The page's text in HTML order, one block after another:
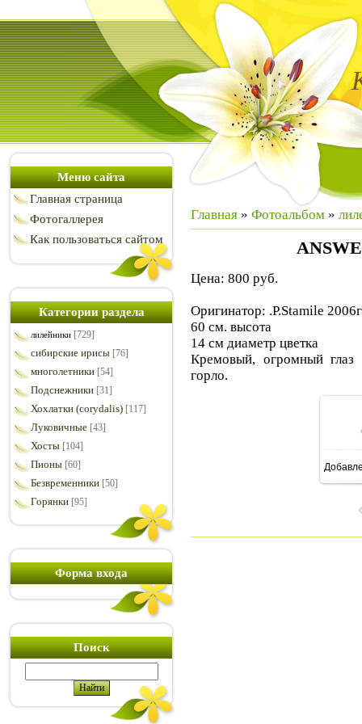
Меню сайта
Главная страница
Фотогаллерея
Как пользоваться сайтом
Категории раздела
лилейники [729]
сибирские ирисы [76]
многолетники [54]
Подснежники [31]
Хохлатки (corydalis) [117]
Луковичные [43]
Хосты [104]
Пионы [60]
Безвременники [50]
Горянки [95]
Форма входа
Поиск
Главная » Фотоальбом »
Цена: 800 руб.
Оригинатор: .P.Stamile
60 см. высота
14 см диаметр цветка
Кремовый, огромный глаз
горло.